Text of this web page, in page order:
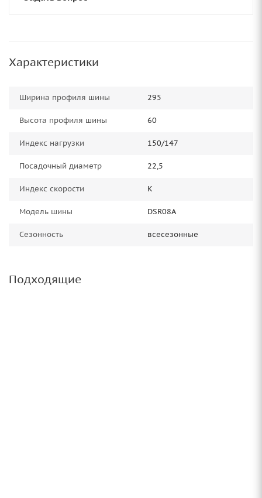
Характеристики
Ширина профиля шины 295
Высота профиля шины 60
Индекс нагрузки 150/147
Посадочный диаметр 22,5
Индекс скорости K
Модель шины DSR08A
Сезонность всесезонные
Подходящие